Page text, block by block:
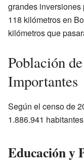
grandes inversiones
118 kilómetros en
kilómetros que
Población
Importantes
Según el censo de
1.886.941
Educación y